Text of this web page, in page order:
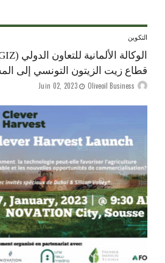
التكوين
قطاع زيت الزيتون التونسي إلى
Oliveoil Business
Juin 02, 2023